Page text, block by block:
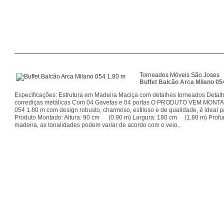
Torneados Móveis São Joses
Buffet Balcão Arca Milano
Especificações: Estrutura em Madeira Maciça com detalhes torneados
corrediças metálicas Com 04 Gavetas e 04 portas O PRODUTO VEM
054 1.80 m com design robusto, charmoso, estiloso e de qualidade, é
Produto Montado: Altura: 90 cm (0.90 m) Largura: 180 cm (1.80 m)
madeira, as tonalidades podem variar de acordo com o veio..